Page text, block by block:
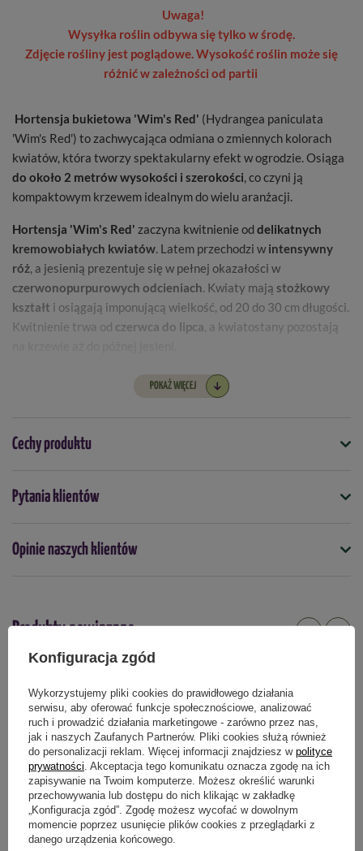
Uwaga!
Wysyłka roślin odbywa się tylko w środę.
Zdjęcie rośliny jest poglądowe. Wysokość roślin może się
różnić w zależności od partii
Hortensja bukietowa 'Wim's Red' (Hydrangea paniculata
'Wim's Red') to zachwycająca odmiana o zmiennych kolorach
kwiatów, która tworzy spektakularny efekt w ogrodzie. Osiąga
do około 2 metrów wysokości i szerokości, co czyni ją
kompaktowym krzewem idealnym do wielu aranżacji.
Hortensja 'Wim's Red' zaczyna kwitnienie oddelikatnych
kremowobiałych kwiatów. Latem przechodzi w intensywny
róż, a jesienią prezentuje się w pełnej okazałości w
czerwonopurpurowych odcieniach. Kwiaty mają stożkowy
kształt i osiągają imponującą wielkość, od 20 do 30 cm długości.
Kwitnienie trwa od czerwca do lipca , a kwiatostany pozostają
Dla optymalnego wzrostu,gleba powinna być lekka,
próchniczna i umiarkowanie wilgotna. Roślina dobrze rośnie
osłoniętym od wiatru. W czasie suszy należy regularnie
podlewać.
Hortensja bukietowa 'Wim's Red'
być częścią efektownych grup roślin lub sadzona wzdłuż
uprawiana w donicach.
Sadzonka sprzedawana jest w doniczce C2
Rośliny są wysyłanebezpośrednio ze szkółki,co może
spowodować, że dotrą w innym terminie niż reszta zamówienia.
POKAŻ WIĘCEJ
Cechy produktu
Symbol
5903772174540
150
tak
Stanowisko
słoneczne półcieniste
Termin sadzenia
wiosna jesień kwiecień maj wrzesień październik
Zastosowanie
rabaty kwiatowe donice tarasy balkony kwiat cięty
Główny element ozdobny
Pytania klientów
Opinie naszych klientów
Produkty powiązane
Konfiguracja zgód
Wykorzystujemy pliki cookies do prawidłowego działania
serwisu, aby oferować funkcje społecznościowe, analizować
ruch i prowadzić działania marketingowe - zarówno przez nas,
jak i naszych Zaufanych Partnerów. Pliki cookies służą również
do personalizacji reklam. Więcej informacji znajdziesz w polityce
prywatności . Akceptacja tego komunikatu oznacza zgodę na ich
zapisywanie na Twoim komputerze. Możesz określić warunki
przechowywania lub dostępu do nich klikając w zakładkę
„Konfiguracja zgód”. Zgodę możesz wycofać w dowolnym
momencie poprzez usunięcie plików cookies z przeglądarki z
danego urządzenia końcowego.